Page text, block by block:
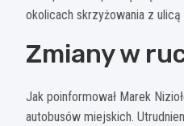
okolicach skrzyżowania z
Zmiany w
Jak poinformował Marek
autobusów miejskich.